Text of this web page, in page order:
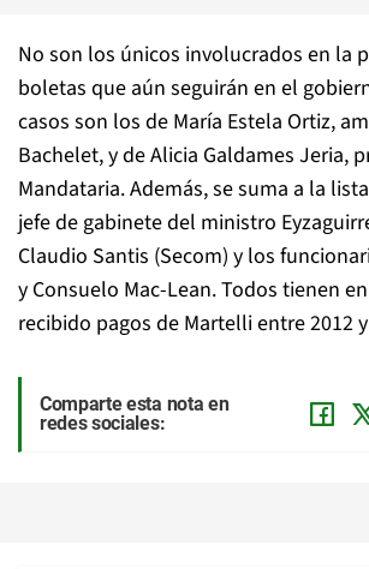
No son los únicos involucrados en la
boletas que aún seguirán en el
casos son los de María Estela Ortiz,
Bachelet, y de Alicia Galdames Jeria,
Mandataria. Además, se suma a la
jefe de gabinete del ministro
Claudio Santis (Secom) y los
y Consuelo Mac-Lean. Todos tienen
recibido pagos de Martelli entre 2012
Comparte esta nota en
redes sociales: